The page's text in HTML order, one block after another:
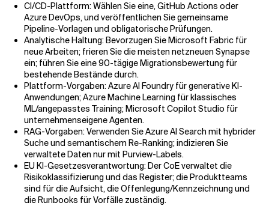
CI/CD-Plattform: Wählen Sie eine, GitHub Actions oder
Azure DevOps, und veröffentlichen Sie gemeinsame
Pipeline-Vorlagen und obligatorische Prüfungen.
Analytische Haltung: Bevorzugen Sie Microsoft Fabric für
neue Arbeiten; frieren Sie die meisten netzneuen Synapse
ein; führen Sie eine 90-tägige Migrationsbewertung für
bestehende Bestände durch.
Plattform-Vorgaben: Azure AI Foundry für generative KI-
Anwendungen; Azure Machine Learning für klassisches
ML/angepasstes Training; Microsoft Copilot Studio für
unternehmenseigene Agenten.
RAG-Vorgaben: Verwenden Sie Azure AI Search mit hybrider
Suche und semantischem Re-Ranking; indizieren Sie
verwaltete Daten nur mit Purview-Labels.
EU KI-Gesetzesverantwortung: Der CoE verwaltet die
Risikoklassifizierung und das Register; die Produktteams
sind für die Aufsicht, die Offenlegung/Kennzeichnung und
die Runbooks für Vorfälle zuständig.